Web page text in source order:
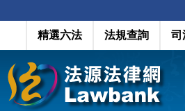
精選六法 法規查詢 司